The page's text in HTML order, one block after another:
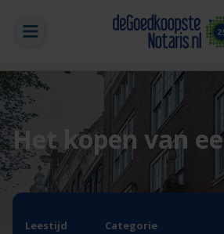
Het kopen van
Leestijd
Categorie